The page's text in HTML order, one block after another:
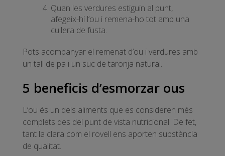
Quan les verdures estiguin al punt,
afegeix-hi l’ou i remena-ho tot amb una
cullera de fusta.
Pots acompanyar el remenat d’ou i verdures amb
un tall de pa i un suc de taronja natural.
5 beneficis d’esmorzar ous
L’ou és un dels aliments que es consideren més
complets des del punt de vista nutricional. De fet,
tant la clara com el rovell ens aporten substància
de qualitat.